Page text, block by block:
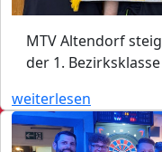
MTV Altendorf
der 1.
weiterlesen